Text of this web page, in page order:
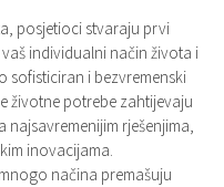
posjetioci stvaraju prvi
individualni način života i
sofisticiran i bezvremenski
životne potrebe zahtijevaju
najsavremenijim rješenjima,
inovacijama.
načina premašuju